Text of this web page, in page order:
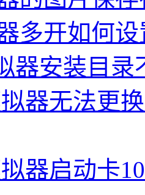
多开如何
器安装目录
器无法更
器启动卡